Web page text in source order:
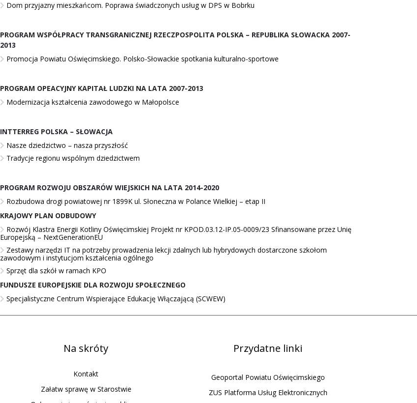
Dom przyjazny mieszkańcom. Poprawa świadczonych usług w DPS w Bobrku
PROGRAM WSPÓŁPRACY TRANSGRANICZNEJ RZECZPOSPOLITA POLSKA – REPUBLIKA SŁOWACKA 2007-
2013
Promocja Powiatu Oświęcimskiego. Polsko-Słowackie spotkania kulturalno-sportowe
PROGRAM OPEACYJNY KAPITAŁ LUDZKI NA LATA 2007-2013
Modernizacja kształcenia zawodowego w Małopolsce
INTTERREG POLSKA – SŁOWACJA
Nasze dziedzictwo – nasza przyszłość
Tradycje regionu wspólnym dziedzictwem
PROGRAM ROZWOJU OBSZARÓW WIEJSKICH NA LATA 2014-2020
Rozbudowa drogi powiatowej nr 1899K ul. Słoneczna w Polance Wielkiej – etap II
KRAJOWY PLAN ODBUDOWY
Rozwój Klastra Energii Kotliny Oświęcimskiej Projekt nr KPOD.03.12-IP.05-0009/23 Sfinansowane przez Unię
Europejską – NextGenerationEU
Zestawy narzędzi IT na potrzeby prowadzenia lekcji zdalnych lub hybrydowych dostarczone szkołom
zawodowym i instytucjom kształcenia ogólnego
Sprzęt dla szkół w ramach KPO
FUNDUSZE EUROPEJSKIE DLA ROZWOJU SPOŁECZNEGO
Specjalistyczne Centrum Wspierające Edukację Włączającą (SCWEW)
Na skróty
Kontakt
Załatw sprawę w Starostwie
Przydatne linki
Geoportal Powiatu Oświęcimskiego
ZUS Platforma Usług Elektronicznych